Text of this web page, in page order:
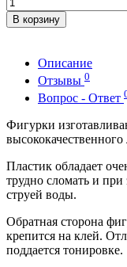
В корзину
Описание
Отзывы 0
Вопрос - Ответ
Фигурки
высококачественного
Пластик обладает
трудно сломать и
струей воды.
Обратная сторона
крепится на клей.
поддается тонировке.